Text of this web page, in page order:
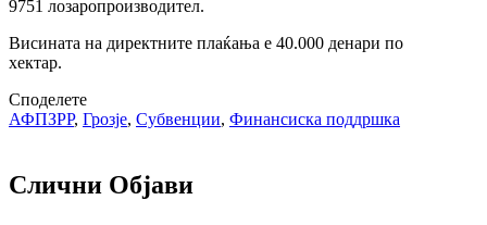
9751 лозаропроизводител.
Висината на директните плаќања е 40.000 денари по
хектар.
Споделете
АФПЗРР, Грозје, Субвенции, Финансиска поддршка
Слични Објави